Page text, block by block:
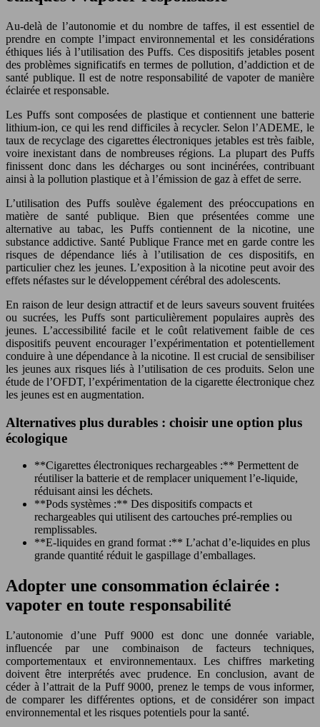
Au-delà de l’autonomie et du nombre de taffes, il est essentiel de
prendre en compte l’impact environnemental et les considérations
éthiques liés à l’utilisation des Puffs. Ces dispositifs jetables posent
des problèmes significatifs en termes de pollution, d’addiction et de
santé publique. Il est de notre responsabilité de vapoter de manière
éclairée et responsable.
Les Puffs sont composées de plastique et contiennent une batterie
lithium-ion, ce qui les rend difficiles à recycler. Selon l’ADEME, le
taux de recyclage des cigarettes électroniques jetables est très faible,
voire inexistant dans de nombreuses régions. La plupart des Puffs
finissent donc dans les décharges ou sont incinérées, contribuant
ainsi à la pollution plastique et à l’émission de gaz à effet de serre.
L’utilisation des Puffs soulève également des préoccupations en
matière de santé publique. Bien que présentées comme une
alternative au tabac, les Puffs contiennent de la nicotine, une
substance addictive. Santé Publique France met en garde contre les
risques de dépendance liés à l’utilisation de ces dispositifs, en
particulier chez les jeunes. L’exposition à la nicotine peut avoir des
effets néfastes sur le développement cérébral des adolescents.
En raison de leur design attractif et de leurs saveurs souvent fruitées
ou sucrées, les Puffs sont particulièrement populaires auprès des
jeunes. L’accessibilité facile et le coût relativement faible de ces
dispositifs peuvent encourager l’expérimentation et potentiellement
conduire à une dépendance à la nicotine. Il est crucial de sensibiliser
les jeunes aux risques liés à l’utilisation de ces produits. Selon une
étude de l’OFDT, l’expérimentation de la cigarette électronique chez
les jeunes est en augmentation.
Alternatives plus durables : choisir une option plus
écologique
**Cigarettes électroniques rechargeables :** Permettent de
réutiliser la batterie et de remplacer uniquement l’e-liquide,
réduisant ainsi les déchets.
**Pods systèmes :** Des dispositifs compacts et
rechargeables qui utilisent des cartouches pré-remplies ou
remplissables.
**E-liquides en grand format :** L’achat d’e-liquides en plus
grande quantité réduit le gaspillage d’emballages.
Adopter une consommation éclairée :
vapoter en toute responsabilité
L’autonomie d’une Puff 9000 est donc une donnée variable,
influencée par une combinaison de facteurs techniques,
comportementaux et environnementaux. Les chiffres marketing
doivent être interprétés avec prudence. En conclusion, avant de
céder à l’attrait de la Puff 9000, prenez le temps de vous informer,
de comparer les différentes options, et de considérer son impact
environnemental et les risques potentiels pour la santé.